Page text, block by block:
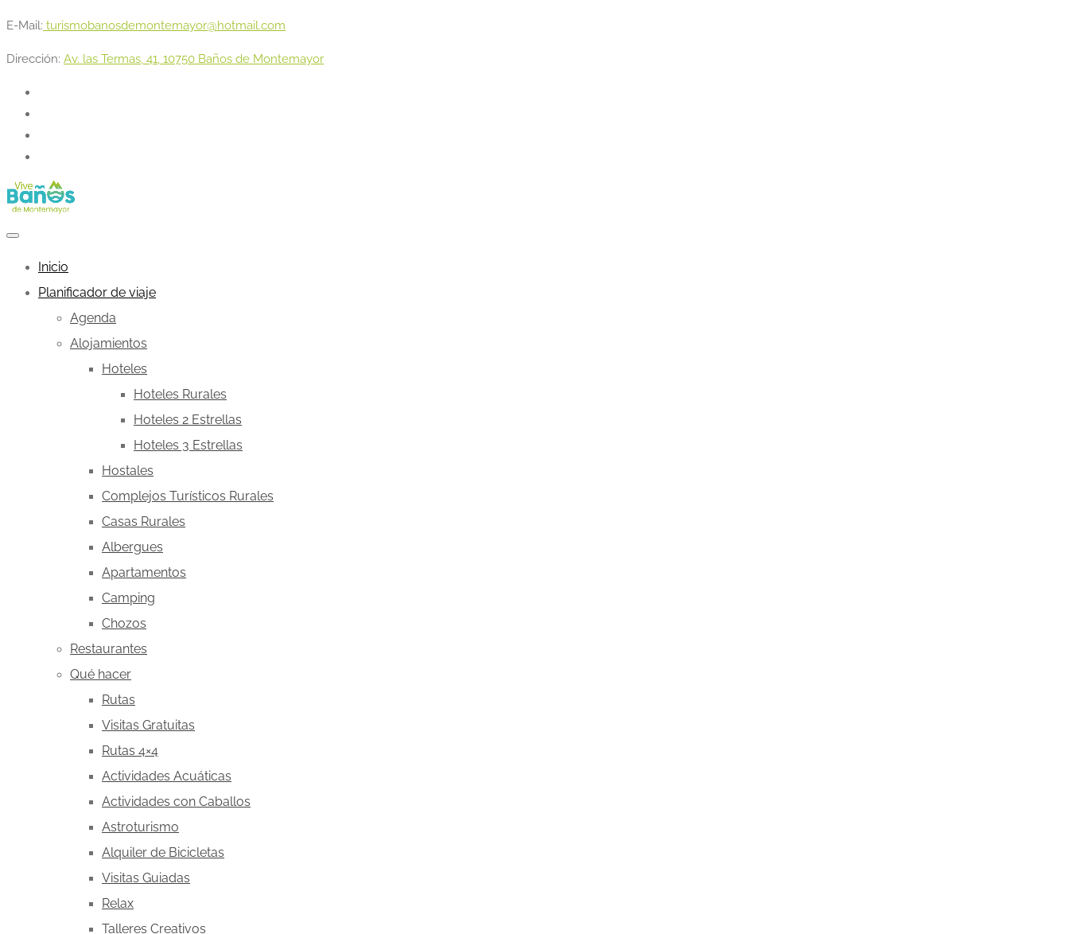
E-Mail: turismobanosdemontemayor@hotmail.com
Dirección: Av. las Termas, 41, 10750 Baños de Montemayor
Inicio
Planificador de viaje
Agenda
Alojamientos
Hoteles
Hoteles Rurales
Hoteles 2 Estrellas
Hoteles 3 Estrellas
Hostales
Complejos Turísticos Rurales
Casas Rurales
Albergues
Apartamentos
Camping
Chozos
Restaurantes
Qué hacer
Rutas
Visitas Gratuitas
Rutas 4×4
Actividades Acuáticas
Actividades con Caballos
Astroturismo
Alquiler de Bicicletas
Visitas Guiadas
Relax
Talleres Creativos